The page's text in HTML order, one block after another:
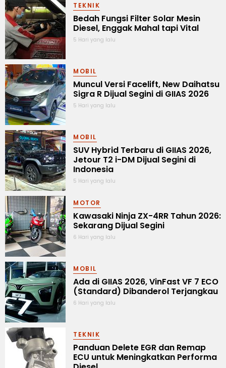
TEKNIK
Bedah Fungsi Filter Solar Mesin
Diesel, Enggak Mahal tapi Vital
5 Hari yang lalu
MOBIL
Muncul Versi Facelift, New Daihatsu
Sigra R Dijual Segini di GIIAS 2026
5 Hari yang lalu
MOBIL
SUV Hybrid Terbaru di GIIAS 2026,
Jetour T2 i-DM Dijual Segini di
Indonesia
5 Hari yang lalu
MOTOR
Kawasaki Ninja ZX-4RR Tahun 2026:
Sekarang Dijual Segini
6 Hari yang lalu
MOBIL
Ada di GIIAS 2026, VinFast VF 7 ECO
(Standard) Dibanderol Terjangkau
6 Hari yang lalu
TEKNIK
Panduan Delete EGR dan Remap
ECU untuk Meningkatkan Performa